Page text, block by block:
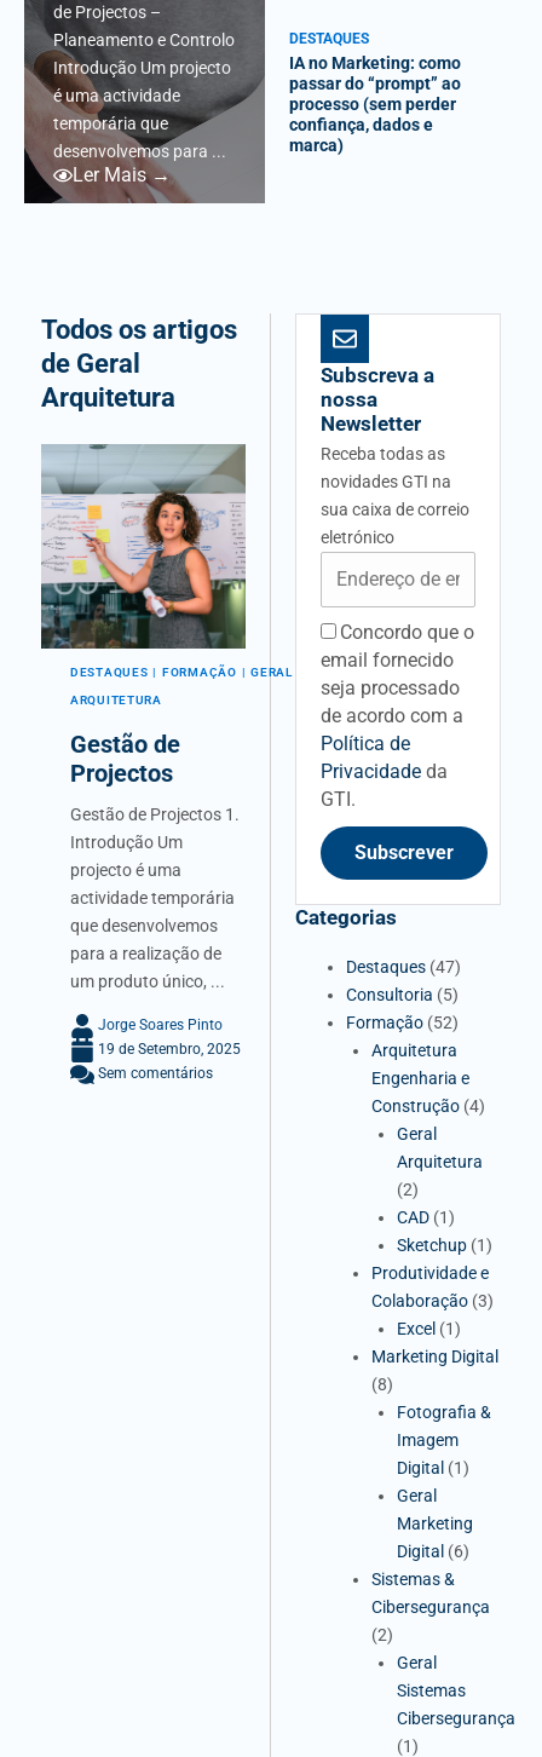
de Projectos –
Planeamento e Controlo
Introdução Um projecto
é uma actividade
temporária que
desenvolvemos para ...
Ler Mais →
DESTAQUES
IA no Marketing: como
passar do “prompt” ao
processo (sem perder
confiança, dados e
marca)
Todos os artigos
de Geral
Arquitetura
DESTAQUES FORMAÇÃO GERAL
ARQUITETURA
Gestão de
Projectos
Gestão de Projectos 1.
Introdução Um
projecto é uma
actividade temporária
que desenvolvemos
para a realização de
um produto único, ...
Jorge Soares Pinto
19 de Setembro, 2025
Sem comentários
Subscreva a
nossa
Newsletter
Receba todas as
novidades GTI na
sua caixa de correio
eletrónico
acceptancefieldid
Concordo que o
email fornecido
seja processado
de acordo com a
Política de
Privacidadeda
GTI.
Subscrever
Categorias
Destaques (47)
Consultoria (5)
Formação (52)
Arquitetura
Engenharia e
Construção (4)
Geral
Arquitetura
(2)
CAD (1)
Sketchup (1)
Produtividade e
Colaboração (3)
Excel (1)
Marketing Digital
(8)
Fotografia &
Imagem
Digital (1)
Geral
Marketing
Digital (6)
Sistemas &
Cibersegurança
(2)
Geral
Sistemas
Cibersegurança
(1)